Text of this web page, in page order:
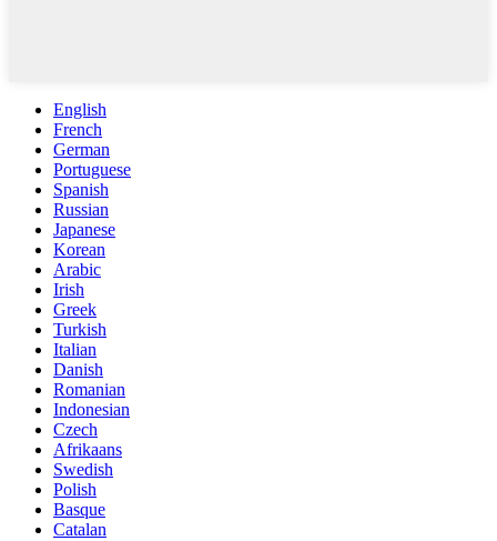
English
French
German
Portuguese
Spanish
Russian
Japanese
Korean
Arabic
Irish
Greek
Turkish
Italian
Danish
Romanian
Indonesian
Czech
Afrikaans
Swedish
Polish
Basque
Catalan